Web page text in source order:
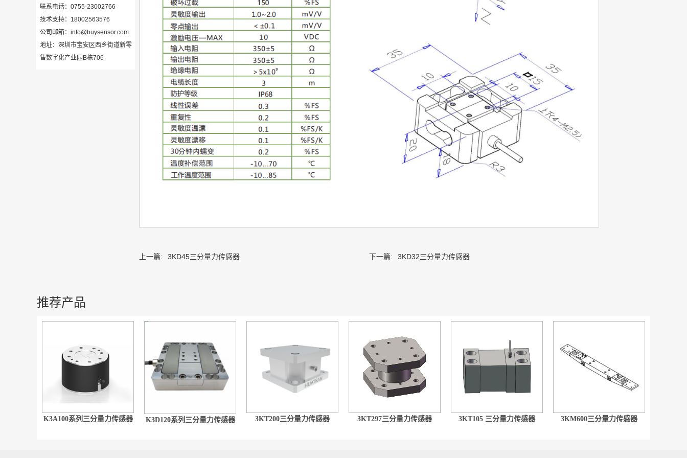
联系电话：0755-23002766
技术支持：18002563576
公司邮箱：info@buysensor.com
地址：深圳市宝安区西乡街道新零
售数字化产业园B栋706
上一篇: 3KD45三分量力传感器 下一篇: 3KD32三分量力传感器
推荐产品
K3A100系列三分量力传感器 K3D120系列三分量力传感器 3KT200三分量力传感器 3KT297三分量力传感器 3KT105 三分量力传感器 3KM600三分量力传感器